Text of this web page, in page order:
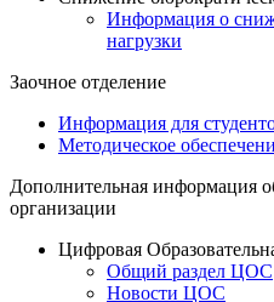
Информация о
нагрузки
Заочное отделение
Информация для
Методическое
Дополнительная информация
организации
Цифровая
Общий раздел ЦОС
Новости ЦОС